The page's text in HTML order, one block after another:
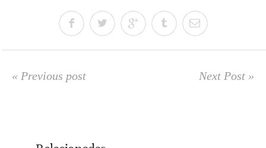
« Previous post Next Post »